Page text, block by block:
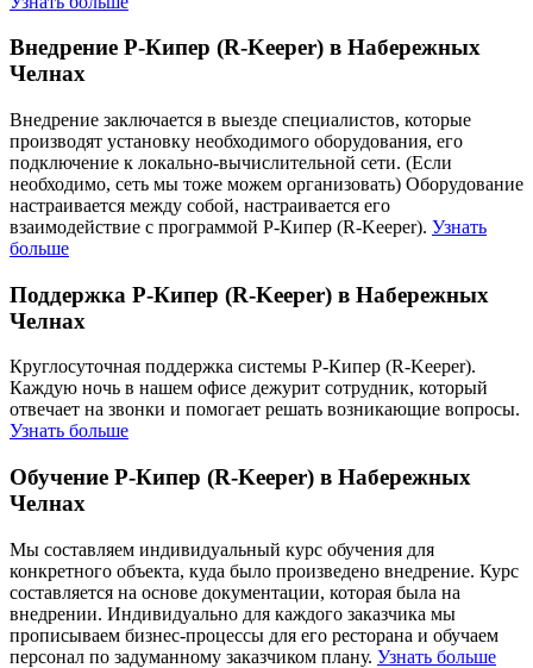
Внедрение Р-Кипер (R-Keeper) в Набережных
Челнах
Внедрение заключается в выезде специалистов, которые
производят установку необходимого оборудования, его
подключение к локально-вычислительной сети. (Если
необходимо, сеть мы тоже можем организовать) Оборудование
настраивается между собой, настраивается его
взаимодействие с программой Р-Кипер (R-Keeper). Узнать
больше
Поддержка Р-Кипер (R-Keeper) в Набережных
Челнах
Круглосуточная поддержка системы Р-Кипер (R-Keeper).
Каждую ночь в нашем офисе дежурит сотрудник, который
отвечает на звонки и помогает решать возникающие вопросы.
Узнать больше
Обучение Р-Кипер (R-Keeper) в Набережных
Челнах
Мы составляем индивидуальный курс обучения для
конкретного объекта, куда было произведено внедрение. Курс
составляется на основе документации, которая была на
внедрении. Индивидуально для каждого заказчика мы
прописываем бизнес-процессы для его ресторана и обучаем
персонал по задуманному заказчиком плану. Узнать больше